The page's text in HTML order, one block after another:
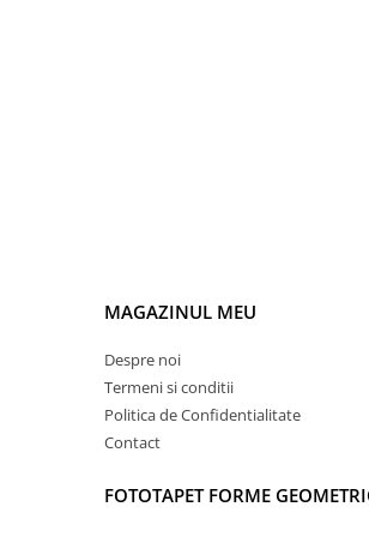
MAGAZINUL MEU
Despre noi
Termeni si conditii
Politica de Confidentialitate
Contact
FOTOTAPET FORME